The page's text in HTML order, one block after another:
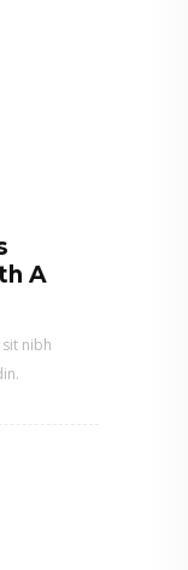
A
nibh